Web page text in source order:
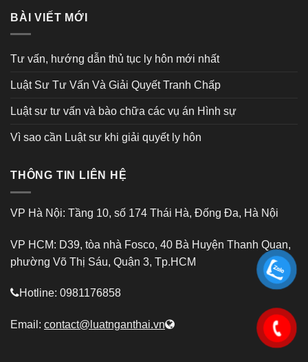
BÀI VIẾT MỚI
Tư vấn, hướng dẫn thủ tục ly hôn mới nhất
Luật Sư Tư Vấn Và Giải Quyết Tranh Chấp
Luật sư tư vấn và bào chữa các vụ án Hình sự
Vì sao cần Luật sư khi giải quyết ly hôn
THÔNG TIN LIÊN HỆ
VP Hà Nội: Tầng 10, số 174 Thái Hà, Đống Đa, Hà Nội
VP HCM: D39, tòa nhà Fosco, 40 Bà Huyện Thanh Quan,
phường Võ Thị Sáu, Quận 3, Tp.HCM
Hotline: 0981176858
Email: contact@luatnganthai.vn